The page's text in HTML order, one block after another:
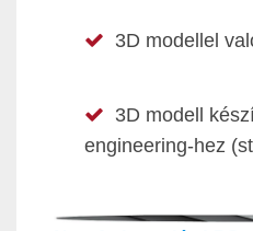
3D modellel
3D modell
engineering-hez